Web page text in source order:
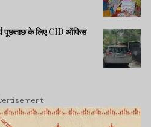
पूछताछ के लिए CID ऑफिस